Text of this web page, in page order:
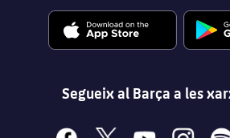
Segueix al Barça a les
facebook
x youtubeinstagram